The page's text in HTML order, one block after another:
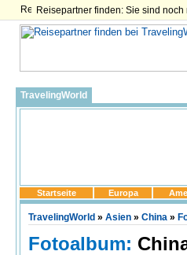
Reisepartner finden: Sie sind
TravelingWorld
Startseite Europa
TravelingWorld » Asien » China »
Fotoalbum: